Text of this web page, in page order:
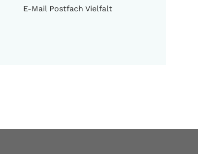
E-Mail Postfach Vielfalt